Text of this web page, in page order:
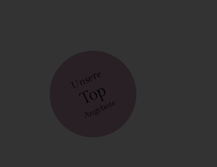
Unsere
Top
Angebote